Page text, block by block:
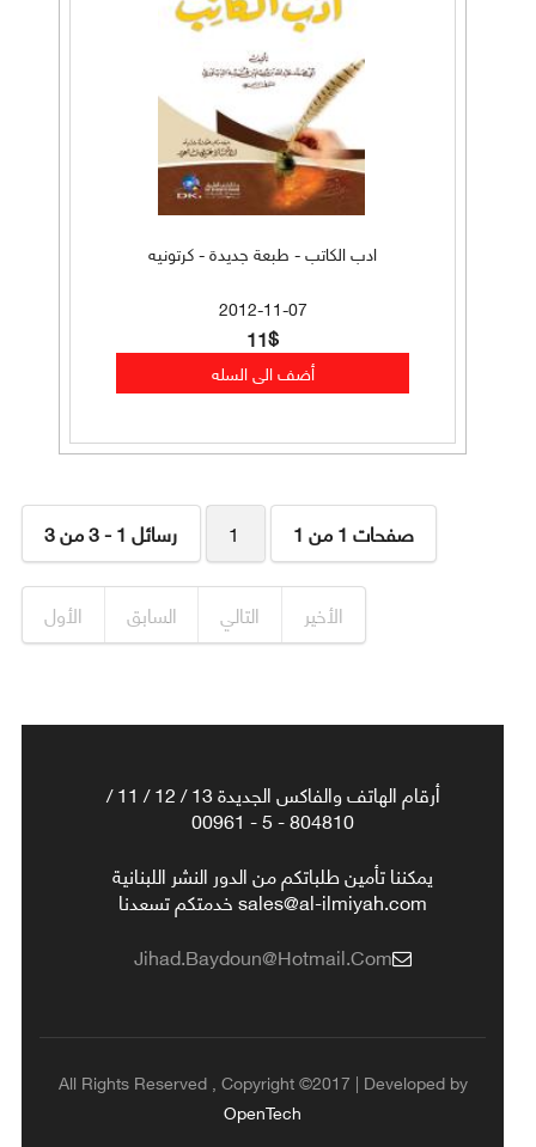
ادب الكاتب - طبعة جديدة - كرتونيه
2012-11-07
11$
رسائل 1 - 3 من 3 1 صفحات 1 من 1
الأول السابق التالي الأخير
أرقام الهاتف والفاكس الجديدة 13 / 12 / 11 /
804810 - 5 - 00961
يمكننا تأمين طلباتكم من الدور النشر اللبنانية
sales@al-ilmiyah.com خدمتكم تسعدنا
Jihad.baydoun@hotmail.com
All Rights Reserved , Copyright ©2017 | Developed by
OpenTech